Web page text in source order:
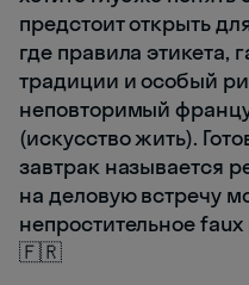
предстоит открыть
где правила этикета,
традиции и особый
неповторимый
(искусство жить).
завтрак называется
на деловую встречу
непростительное
🇫🇷